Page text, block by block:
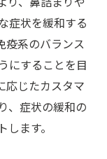
灸の魅力
ローチ
心感
乗り切る方
症状を緩和する
疫系のバランス
にすることを目
応じたカスタマ
、症状の緩和の
ます。